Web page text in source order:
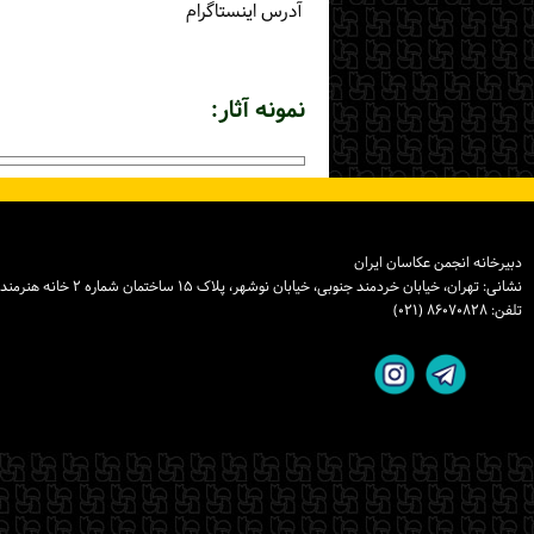
آدرس اینستاگرام
نمونه آثار:
دبیرخانه انجمن عکاسان ایران
نشانی: تهران، خیابان خردمند جنوبی، خیابان نوشهر، پلاک ۱۵ ساختمان شماره ۲ خانه هنرمندان ایران، واحد ۸
تلفن: ۸۶۰۷۰۸۲۸ (۰۲۱)